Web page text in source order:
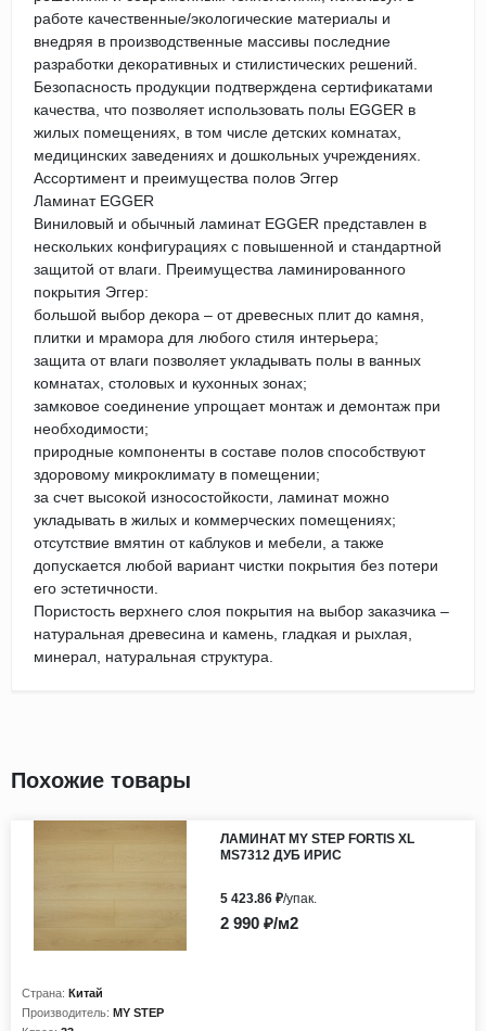
работе качественные/экологические материалы и
внедряя в производственные массивы последние
разработки декоративных и стилистических решений.
Безопасность продукции подтверждена сертификатами
качества, что позволяет использовать полы EGGER в
жилых помещениях, в том числе детских комнатах,
медицинских заведениях и дошкольных учреждениях.
Ассортимент и преимущества полов Эггер
Ламинат EGGER
Виниловый и обычный ламинат EGGER представлен в
нескольких конфигурациях с повышенной и стандартной
защитой от влаги. Преимущества ламинированного
покрытия Эггер:
большой выбор декора – от древесных плит до камня,
плитки и мрамора для любого стиля интерьера;
защита от влаги позволяет укладывать полы в ванных
комнатах, столовых и кухонных зонах;
замковое соединение упрощает монтаж и демонтаж при
необходимости;
природные компоненты в составе полов способствуют
здоровому микроклимату в помещении;
за счет высокой износостойкости, ламинат можно
укладывать в жилых и коммерческих помещениях;
отсутствие вмятин от каблуков и мебели, а также
допускается любой вариант чистки покрытия без потери
его эстетичности.
Пористость верхнего слоя покрытия на выбор заказчика –
натуральная древесина и камень, гладкая и рыхлая,
минерал, натуральная структура.
Похожие товары
ЛАМИНАТ MY STEP FORTIS XL
MS7312 ДУБ ИРИС
Страна: Китай
Производитель: MY STEP
2 990 ₽/м2
5 423.86 ₽/упак.